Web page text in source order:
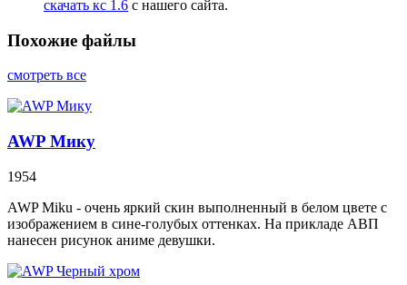
скачать кс 1.6 с нашего сайта.
Похожие файлы
смотреть все
AWP Мику
1954
AWP Miku - очень яркий скин выполненный в белом цвете с
изображением в сине-голубых оттенках. На прикладе АВП
нанесен рисунок аниме девушки.